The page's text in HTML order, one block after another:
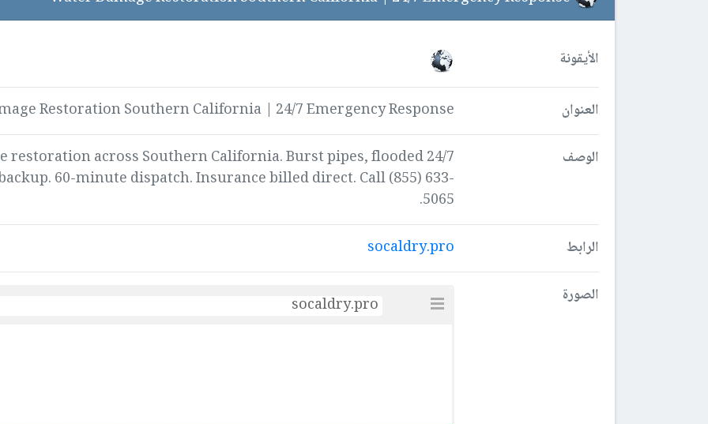
الأيقونة
العنوان
Restoration Southern California | 24/7 Emergency Response
الوصف
restoration across Southern California. Burst pipes, flooded
60-minute dispatch. Insurance billed direct. Call (855) 633-
5065.
الرابط
socaldry.pro
الصورة